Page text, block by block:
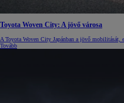
Toyota Woven City: A jövő városa
A Toyota Woven City Japánban a jövő mobilitását,
Tovább